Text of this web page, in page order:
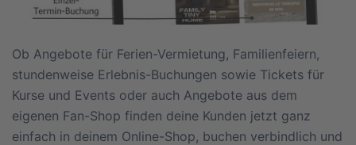
Ob Angebote für Ferien-Vermietung, Familienfeiern,
stundenweise Erlebnis-Buchungen sowie Tickets für
Kurse und Events oder auch Angebote aus dem
eigenen Fan-Shop finden deine Kunden jetzt ganz
einfach in deinem Online-Shop, buchen verbindlich und